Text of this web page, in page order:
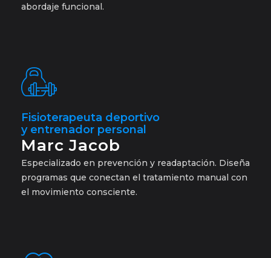
abordaje funcional.
Fisioterapeuta deportivo
y entrenador personal
Marc Jacob
Especializado en prevención y readaptación. Diseña
programas que conectan el tratamiento manual con
el movimiento consciente.